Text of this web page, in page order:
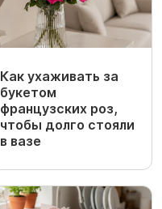
Как ухаживать за
букетом
французских роз,
чтобы долго стояли
в вазе